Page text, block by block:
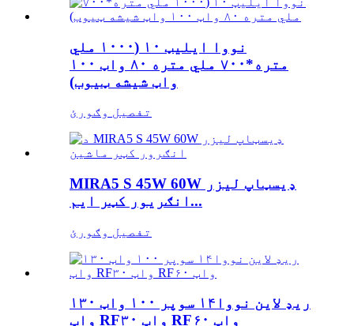
نووا ایلیټ ۱۰ (۱۰۰۰ ملي
متره*۷۰۰ ملي متره ۸۰ واټ ۱۰۰
واټ شیشه ټیوب)
تفصیل وګورئ
MIRA5 S 45W 60W ډیسټاپ لیزر
انګریور کټر ایم...
تفصیل وګورئ
ریډ لاین نووا۱۴ سوپر ۱۰۰ واټ ۱۳۰
واټ RF۳۰ واټ RF۶۰ واټ